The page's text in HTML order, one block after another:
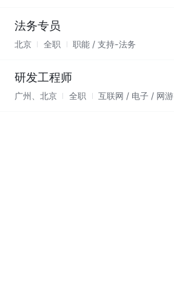
法务专员
北京 全职 职能 / 支持-法务
研发工程师
广州、北京 全职 互联网 / 电子 / 网游